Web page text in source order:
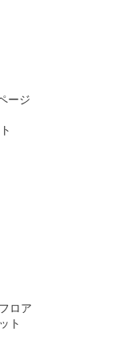
ージ
ロア
ト